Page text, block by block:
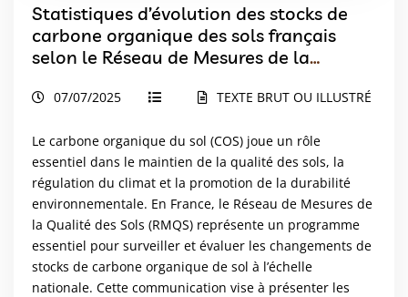
Statistiques d’évolution des stocks de
carbone organique des sols français
selon le Réseau de Mesures de la
07/07/2025 TEXTE BRUT OU ILLUSTRÉ
Le carbone organique du sol (COS) joue un rôle
essentiel dans le maintien de la qualité des sols, la
régulation du climat et la promotion de la durabilité
environnementale. En France, le Réseau de Mesures de
la Qualité des Sols (RMQS) représente un programme
essentiel pour surveiller et évaluer les changements de
stocks de carbone organique de sol à l’échelle
nationale. Cette communication vise à présenter les